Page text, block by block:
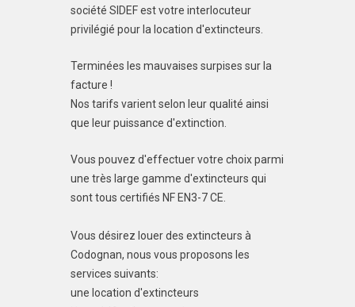
société SIDEF est votre interlocuteur
privilégié pour la location d'extincteurs.
Terminées les mauvaises surpises sur la
facture !
Nos tarifs varient selon leur qualité ainsi
que leur puissance d'extinction.
Vous pouvez d'effectuer votre choix parmi
une très large gamme d'extincteurs qui
sont tous certifiés NF EN3-7 CE.
Vous désirez louer des extincteurs à
Codognan, nous vous proposons les
services suivants:
une location d'extincteurs